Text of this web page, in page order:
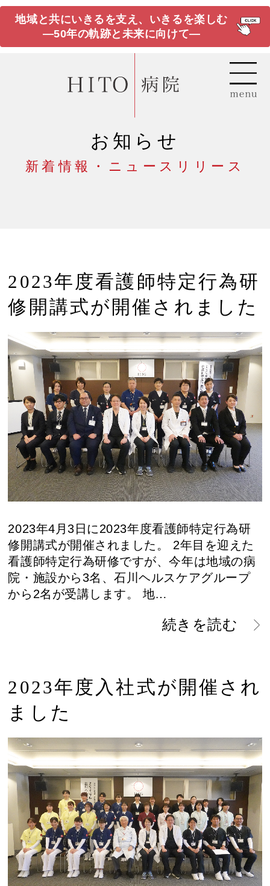
地域と共にいきるを支え、いきるを楽しむ
―50年の軌跡と未来に向けて―
お知らせ
新着情報・ニュースリリース
2023年度看護師特定行為研
修開講式が開催されました
2023年4月3日に2023年度看護師特定行為研
修開講式が開催されました。 2年目を迎えた
看護師特定行為研修ですが、今年は地域の病
院・施設から3名、石川ヘルスケアグループ
から2名が受講します。 地…
続きを読む
2023年度入社式が開催され
ました